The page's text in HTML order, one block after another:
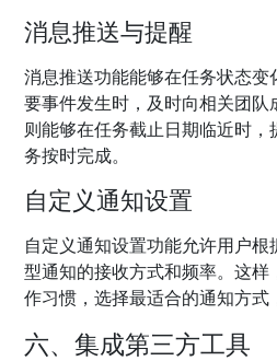
消息推送与提醒
消息推送功能能够在任务状态
要事件发生时，及时向相关团
则能够在任务截止日期临近时
务按时完成。
自定义通知设置
自定义通知设置功能允许用户
型通知的接收方式和频率。这
作习惯，选择最适合的通知方式
六、集成第三方工具